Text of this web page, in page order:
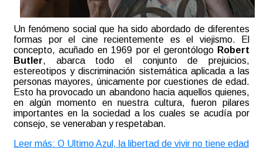
Un fenómeno social que ha sido abordado de diferentes
formas por el cine recientemente es el viejismo. El
concepto, acuñado en 1969 por el gerontólogo Robert
Butler, abarca todo el conjunto de prejuicios,
estereotipos y discriminación sistemática aplicada a las
personas mayores, únicamente por cuestiones de edad.
Esto ha provocado un abandono hacia aquellos quienes,
en algún momento en nuestra cultura, fueron pilares
importantes en la sociedad a los cuales se acudía por
consejo, se veneraban y respetaban.
Leer más: O Ultimo Azul, la libertad de vivir no tiene edad